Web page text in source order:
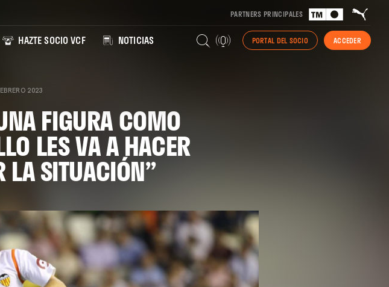
PARTNERS PRINCIPALES
HAZTE SOCIO VCF NOTICIAS PORTAL DEL SOCIO ACCEDER
2023
FIGURA COMO
LES VA A HACER
LA SITUACIÓN”